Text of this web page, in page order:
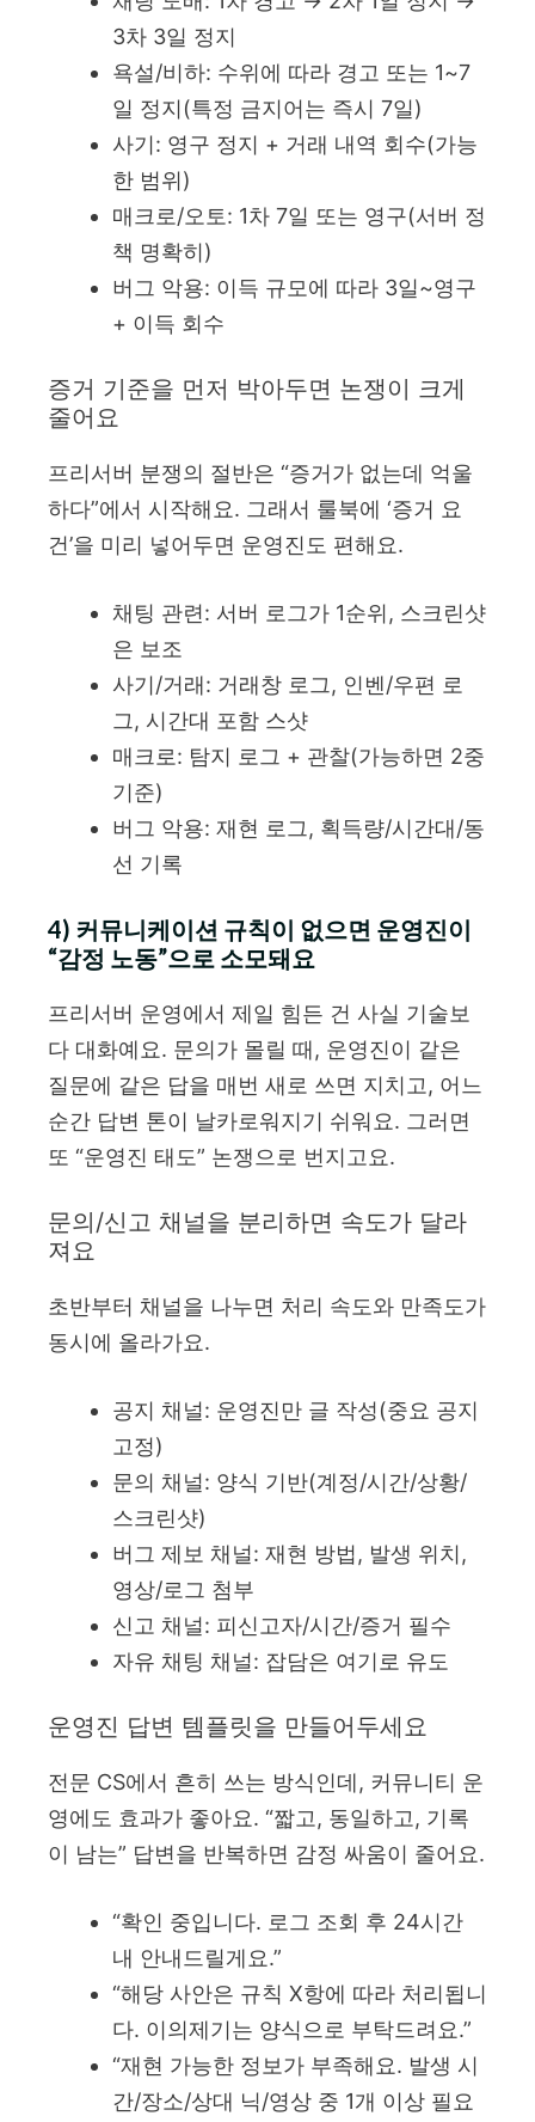
3차 3일 정지
욕설/비하: 수위에 따라 경고 또는 1~7
일 정지(특정 금지어는 즉시 7일)
사기: 영구 정지 + 거래 내역 회수(가능
한 범위)
매크로/오토: 1차 7일 또는 영구(서버 정
책 명확히)
버그 악용: 이득 규모에 따라 3일~영구
+ 이득 회수
증거 기준을 먼저 박아두면 논쟁이 크게
줄어요
프리서버 분쟁의 절반은 “증거가 없는데 억울
하다”에서 시작해요. 그래서 룰북에 ‘증거 요
건’을 미리 넣어두면 운영진도 편해요.
채팅 관련: 서버 로그가 1순위, 스크린샷
은 보조
사기/거래: 거래창 로그, 인벤/우편 로
그, 시간대 포함 스샷
매크로: 탐지 로그 + 관찰(가능하면 2중
기준)
버그 악용: 재현 로그, 획득량/시간대/동
선 기록
4) 커뮤니케이션 규칙이 없으면 운영진이
“감정 노동”으로 소모돼요
프리서버 운영에서 제일 힘든 건 사실 기술보
다 대화예요. 문의가 몰릴 때, 운영진이 같은
질문에 같은 답을 매번 새로 쓰면 지치고, 어느
순간 답변 톤이 날카로워지기 쉬워요. 그러면
또 “운영진 태도” 논쟁으로 번지고요.
문의/신고 채널을 분리하면 속도가 달라
져요
초반부터 채널을 나누면 처리 속도와 만족도가
동시에 올라가요.
공지 채널: 운영진만 글 작성(중요 공지
고정)
문의 채널: 양식 기반(계정/시간/상황/
스크린샷)
버그 제보 채널: 재현 방법, 발생 위치,
영상/로그 첨부
신고 채널: 피신고자/시간/증거 필수
자유 채팅 채널: 잡담은 여기로 유도
운영진 답변 템플릿을 만들어두세요
전문 CS에서 흔히 쓰는 방식인데, 커뮤니티 운
영에도 효과가 좋아요. “짧고, 동일하고, 기록
이 남는” 답변을 반복하면 감정 싸움이 줄어요.
“확인 중입니다. 로그 조회 후 24시간
내 안내드릴게요.”
“해당 사안은 규칙 X항에 따라 처리됩니
다. 이의제기는 양식으로 부탁드려요.”
“재현 가능한 정보가 부족해요. 발생 시
간/장소/상대 닉/영상 중 1개 이상 필요